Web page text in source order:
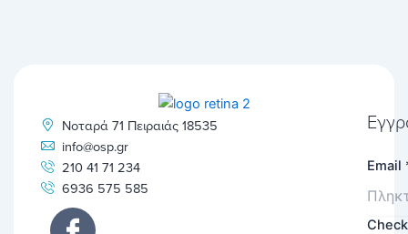
Νοταρά 71 Πειραιάς 18535
info@osp.gr
210 41 71 234
6936 575 585
Email